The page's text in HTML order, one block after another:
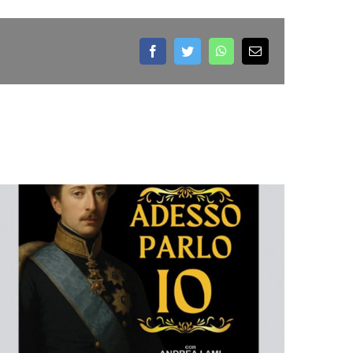
FacebookTwitter WhatsAppEmail